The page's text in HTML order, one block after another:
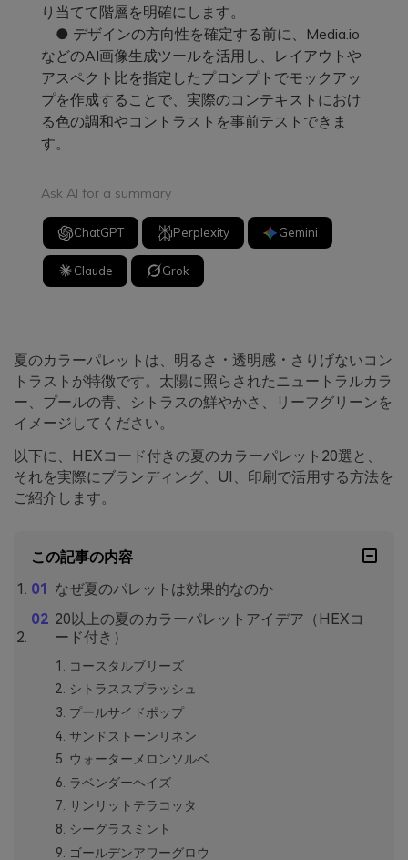
り当てて階層を明確にします。
● デザインの方向性を確定する前に、Media.io
などのAI画像生成ツールを活用し、レイアウトや
アスペクト比を指定したプロンプトでモックアッ
プを作成することで、実際のコンテキストにおけ
る色の調和やコントラストを事前テストできま
す。
Ask AI for a summary
ChatGPT Perplexity Gemini
Claude Grok
夏のカラーパレットは、明るさ・透明感・さりげないコン
トラストが特徴です。太陽に照らされたニュートラルカラ
ー、プールの青、シトラスの鮮やかさ、リーフグリーンを
イメージしてください。
以下に、HEXコード付きの夏のカラーパレット20選と、
それを実際にブランディング、UI、印刷で活用する方法を
ご紹介します。
この記事の内容
なぜ夏のパレットは効果的なのか
20以上の夏のカラーパレットアイデア（HEXコ
ード付き）
コースタルブリーズ
シトラススプラッシュ
プールサイドポップ
サンドストーンリネン
ウォーターメロンソルベ
ラベンダーヘイズ
サンリットテラコッタ
シーグラスミント
ゴールデンアワーグロウ